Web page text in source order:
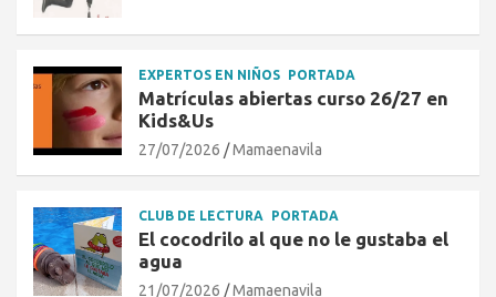
EXPERTOS EN NIÑOS PORTADA
Matrículas abiertas curso 26/27 en
Kids&Us
27/07/2026 Mamaenavila
CLUB DE LECTURA PORTADA
El cocodrilo al que no le gustaba el
agua
21/07/2026 Mamaenavila